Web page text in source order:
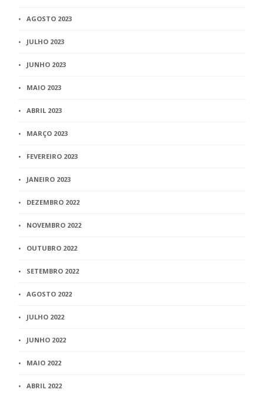
AGOSTO 2023
JULHO 2023
JUNHO 2023
MAIO 2023
ABRIL 2023
MARÇO 2023
FEVEREIRO 2023
JANEIRO 2023
DEZEMBRO 2022
NOVEMBRO 2022
OUTUBRO 2022
SETEMBRO 2022
AGOSTO 2022
JULHO 2022
JUNHO 2022
MAIO 2022
ABRIL 2022